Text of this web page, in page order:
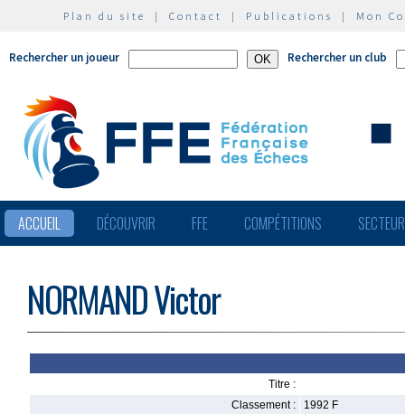
Plan du site | Contact | Publications | Mon
Rechercher un joueur Rechercher un club
ACCUEIL DÉCOUVRIR FFE COMPÉTITIONS
NORMAND Victor
Titre :
Classement :
1992 F